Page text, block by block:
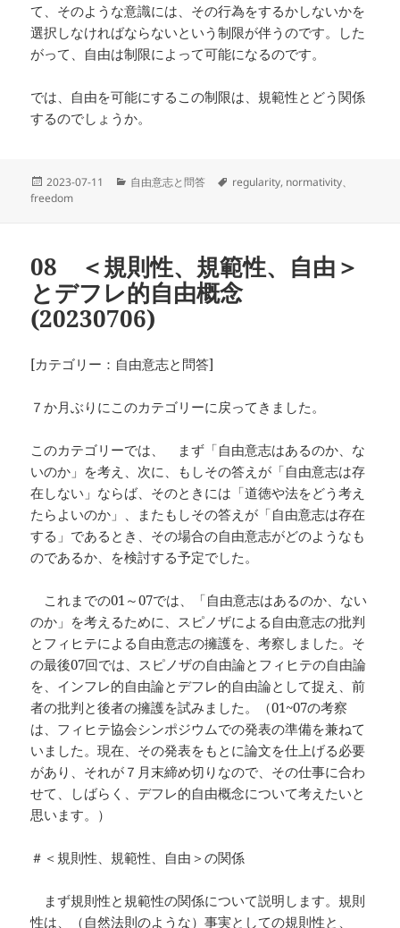
て、そのような意識には、その行為をするかしないかを
選択しなければならないという制限が伴うのです。した
がって、自由は制限によって可能になるのです。
では、自由を可能にするこの制限は、規範性とどう関係
するのでしょうか。
投
稿
2023-07-11
カ
自由意志と問答
タ
regularity, normativity、
freedom
08 ＜規則性、規範性、自由＞
とデフレ的自由概念
(20230706)
[カテゴリー：自由意志と問答]
７か月ぶりにこのカテゴリーに戻ってきました。
このカテゴリーでは、 まず「自由意志はあるのか、な
いのか」を考え、次に、もしその答えが「自由意志は存
在しない」ならば、そのときには「道徳や法をどう考え
たらよいのか」、またもしその答えが「自由意志は存在
する」であるとき、その場合の自由意志がどのようなも
のであるか、を検討する予定でした。
これまでの01～07では、「自由意志はあるのか、ない
のか」を考えるために、スピノザによる自由意志の批判
とフィヒテによる自由意志の擁護を、考察しました。そ
の最後07回では、スピノザの自由論とフィヒテの自由論
を、インフレ的自由論とデフレ的自由論として捉え、前
者の批判と後者の擁護を試みました。（01~07の考察
は、フィヒテ協会シンポジウムでの発表の準備を兼ねて
いました。現在、その発表をもとに論文を仕上げる必要
があり、それが７月末締め切りなので、その仕事に合わ
せて、しばらく、デフレ的自由概念について考えたいと
思います。）
＃＜規則性、規範性、自由＞の関係
まず規則性と規範性の関係について説明します。規則
性は、（自然法則のような）事実としての規則性と、